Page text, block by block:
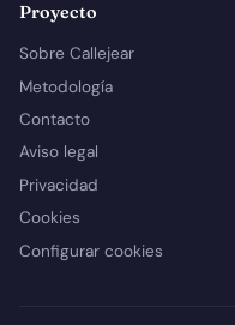
Proyecto
Sobre Callejear
Metodología
Contacto
Aviso legal
Privacidad
Cookies
Configurar cookies